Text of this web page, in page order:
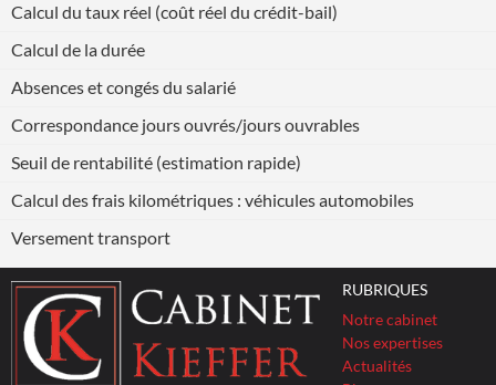
Calcul du taux réel (coût réel du crédit-bail)
Calcul de la durée
Absences et congés du salarié
Correspondance jours ouvrés/jours ouvrables
Seuil de rentabilité (estimation rapide)
Calcul des frais kilométriques : véhicules automobiles
Versement transport
RUBRIQUES
Notre cabinet
Nos expertises
Actualités